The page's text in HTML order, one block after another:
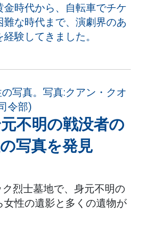
時代から、自転車でチケ
難な時代まで、演劇界のあ
験してきました。
不明の戦没者の
写真を発見
烈士墓地で、身元不明の
女性の遺影と多くの遺物が